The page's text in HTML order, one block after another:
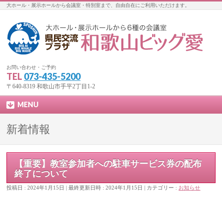
大ホール・展示ホールから会議室・特別室まで、自由自在にご利用いただけます。
お問い合わせ・ご予約
TEL 073-435-5200
〒640-8319 和歌山市手平2丁目1-2
MENU
新着情報
【重要】教室参加者への駐車サービス券の配布
終了について
投稿日 : 2024年1月15日 最終更新日時 : 2024年1月15日 カテゴリー : お知らせ